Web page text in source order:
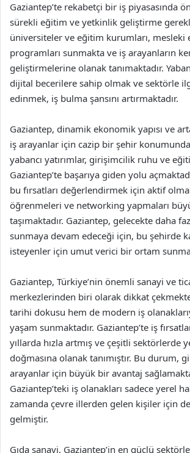
Gaziantep’te rekabetçi bir iş piyasasında
sürekli eğitim ve yetkinlik geliştirme
üniversiteler ve eğitim kurumları, mesleki
programları sunmakta ve iş arayanların
geliştirmelerine olanak tanımaktadır.
dijital becerilere sahip olmak ve sektörle
edinmek, iş bulma şansını artırmaktadır.
Gaziantep, dinamik ekonomik yapısı ve
iş arayanlar için cazip bir şehir
yabancı yatırımlar, girişimcilik ruhu ve
Gaziantep’te başarıya giden yolu
bu fırsatları değerlendirmek için aktif
öğrenmeleri ve networking yapmaları
taşımaktadır. Gaziantep, gelecekte daha
sunmaya devam edeceği için, bu şehirde
isteyenler için umut verici bir ortam
Gaziantep, Türkiye’nin önemli sanayi ve
merkezlerinden biri olarak dikkat
tarihi dokusu hem de modern iş
yaşam sunmaktadır. Gaziantep’te iş
yıllarda hızla artmış ve çeşitli sektörlerde
doğmasına olanak tanımıştır. Bu durum,
arayanlar için büyük bir avantaj
Gaziantep’teki iş olanakları sadece yerel
zamanda çevre illerden gelen kişiler için
gelmiştir.
Gıda sanayi, Gaziantep’in en güçlü